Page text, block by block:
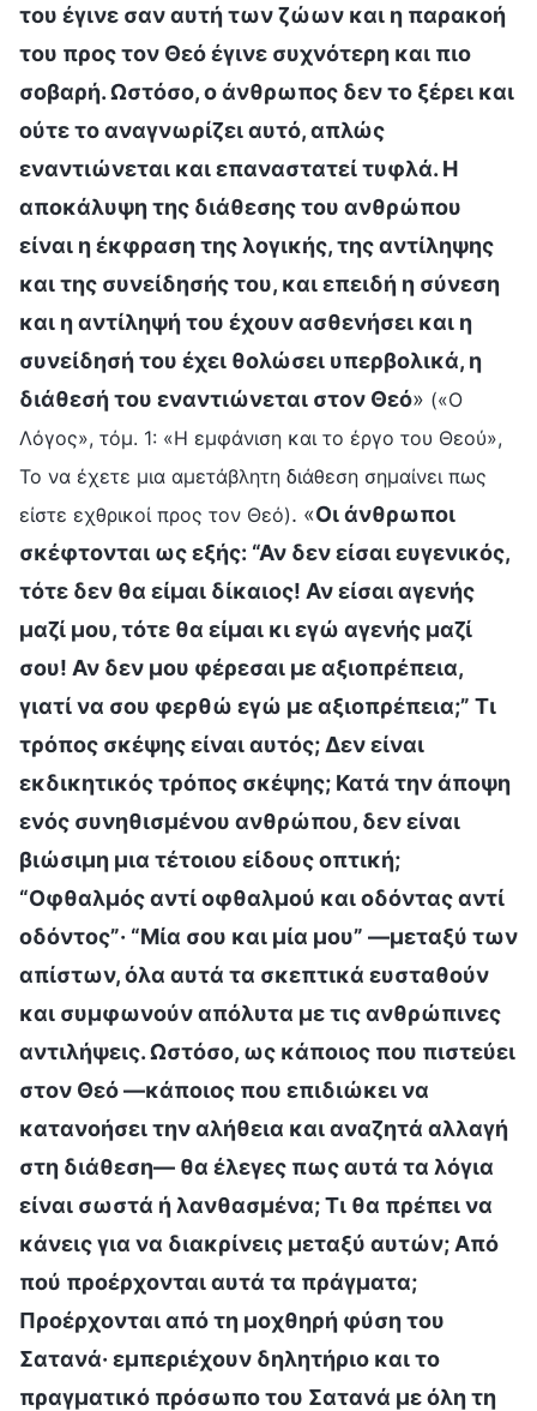
του έγινε σαν αυτή των ζώων και η παρακοή
του προς τον Θεό έγινε συχνότερη και πιο
σοβαρή. Ωστόσο, ο άνθρωπος δεν το ξέρει και
ούτε το αναγνωρίζει αυτό, απλώς
εναντιώνεται και επαναστατεί τυφλά. Η
αποκάλυψη της διάθεσης του ανθρώπου
είναι η έκφραση της λογικής, της αντίληψης
και της συνείδησής του, και επειδή η σύνεση
και η αντίληψή του έχουν ασθενήσει και η
συνείδησή του έχει θολώσει υπερβολικά, η
διάθεσή του εναντιώνεται στον Θεό» («Ο
Λόγος», τόμ. 1: «Η εμφάνιση και το έργο του Θεού»,
Το να έχετε μια αμετάβλητη διάθεση σημαίνει πως
είστε εχθρικοί προς τον Θεό). «Οι άνθρωποι
σκέφτονται ως εξής: “Αν δεν είσαι ευγενικός,
τότε δεν θα είμαι δίκαιος! Αν είσαι αγενής
μαζί μου, τότε θα είμαι κι εγώ αγενής μαζί
σου! Αν δεν μου φέρεσαι με αξιοπρέπεια,
γιατί να σου φερθώ εγώ με αξιοπρέπεια;” Τι
τρόπος σκέψης είναι αυτός; Δεν είναι
εκδικητικός τρόπος σκέψης; Κατά την άποψη
ενός συνηθισμένου ανθρώπου, δεν είναι
βιώσιμη μια τέτοιου είδους οπτική;
“Οφθαλμός αντί οφθαλμού και οδόντας αντί
οδόντος”· “Μία σου και μία μου” —μεταξύ των
απίστων, όλα αυτά τα σκεπτικά ευσταθούν
και συμφωνούν απόλυτα με τις ανθρώπινες
αντιλήψεις. Ωστόσο, ως κάποιος που πιστεύει
στον Θεό —κάποιος που επιδιώκει να
κατανοήσει την αλήθεια και αναζητά αλλαγή
στη διάθεση— θα έλεγες πως αυτά τα λόγια
είναι σωστά ή λανθασμένα; Τι θα πρέπει να
κάνεις για να διακρίνεις μεταξύ αυτών; Από
πού προέρχονται αυτά τα πράγματα;
Προέρχονται από τη μοχθηρή φύση του
Σατανά· εμπεριέχουν δηλητήριο και το
πραγματικό πρόσωπο του Σατανά με όλη τη